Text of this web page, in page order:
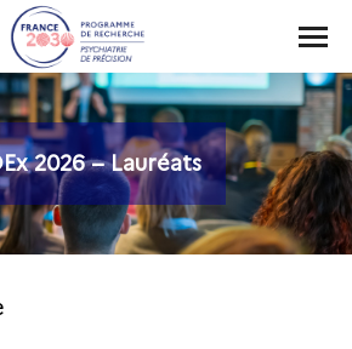
2026 – Lauréats
Vous êtes ici :